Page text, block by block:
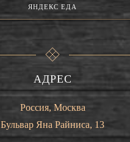
ЯНДЕКС ЕДА
АДРЕС
Россия, Москва
Бульвар Яна Райниса, 13